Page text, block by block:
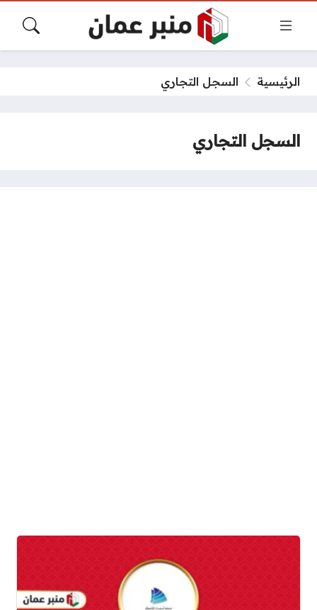
الرئيسية السجل التجاري
السجل التجاري